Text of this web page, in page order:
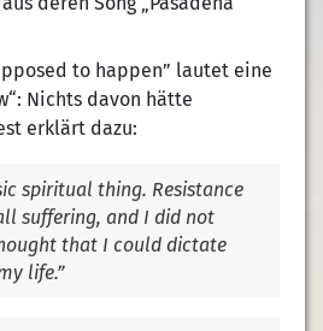
to happen” lautet eine
Nichts davon hätte
erklärt dazu:
spiritual thing. Resistance
suffering, and I did not
that I could dictate
life.”